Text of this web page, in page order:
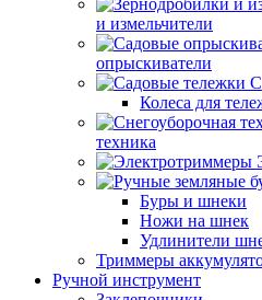
и измельчители
опрыскиватели
Колеса для
техника
Буры и шнеки
Ножи на шнек
Удлинители
Триммеры
Ручной инструмент